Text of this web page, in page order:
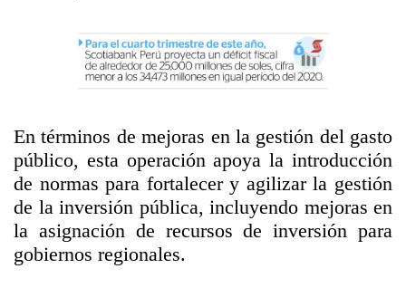
En términos de mejoras en la gestión del gasto
público, esta operación apoya la introducción
de normas para fortalecer y agilizar la gestión
de la inversión pública, incluyendo mejoras en
la asignación de recursos de inversión para
gobiernos regionales.